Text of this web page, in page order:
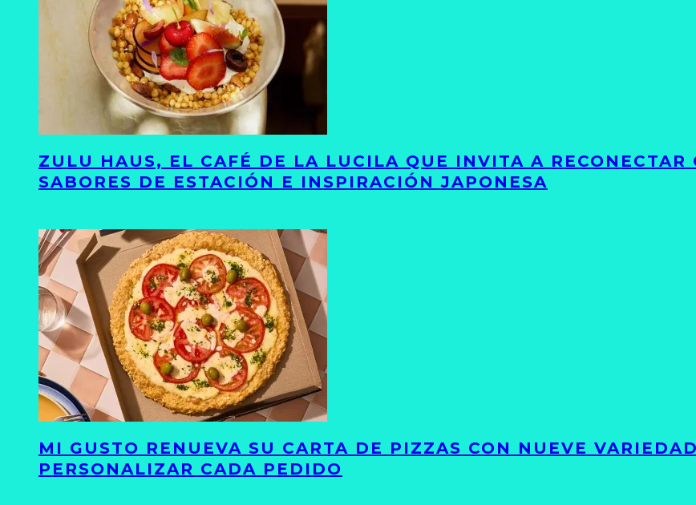
ZULU HAUS, EL CAFÉ DE LA LUCILA QUE INVITA A RECONECTAR
SABORES DE ESTACIÓN E INSPIRACIÓN JAPONESA
MI GUSTO RENUEVA SU CARTA DE PIZZAS CON NUEVE
PERSONALIZAR CADA PEDIDO